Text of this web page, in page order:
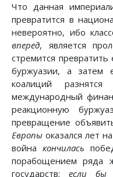
Что данная
превратится в
невероятно, ибо
вперед, является
стремится
буржуазии, а затем
коалиций
международный
реакционную
превращение
Европы оказался лет
война кончилась
порабощением ряда
государств; если бы